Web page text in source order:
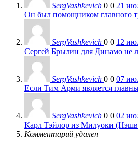
SergVashkevich 0 0 21
Он был помощником главного
SergVashkevich 0 0 12
Сергей Брылин для Динамо не
SergVashkevich 0 0 07
Если Тим Арми является
SergVashkevich 0 0 02
Карл Тэйлор из Милуоки
Комментарий удален